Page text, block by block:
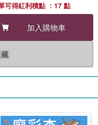
加入購物車
可得紅利積點 ：17 點